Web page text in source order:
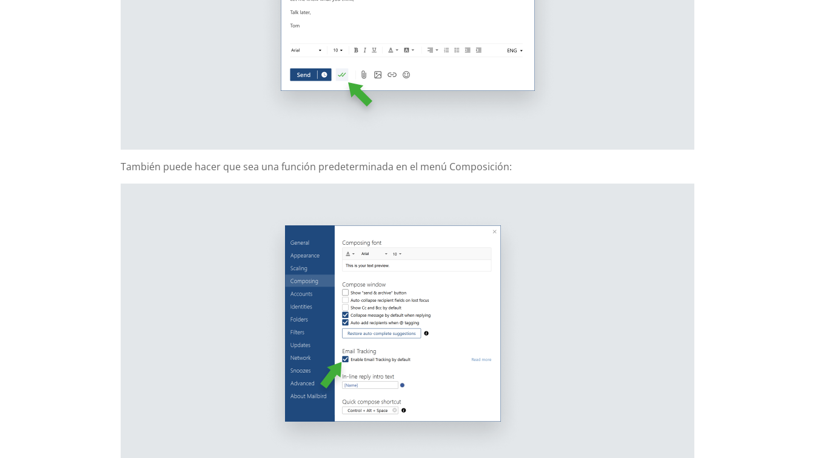
También puede hacer que sea una función predeterminada en el menú Composición: